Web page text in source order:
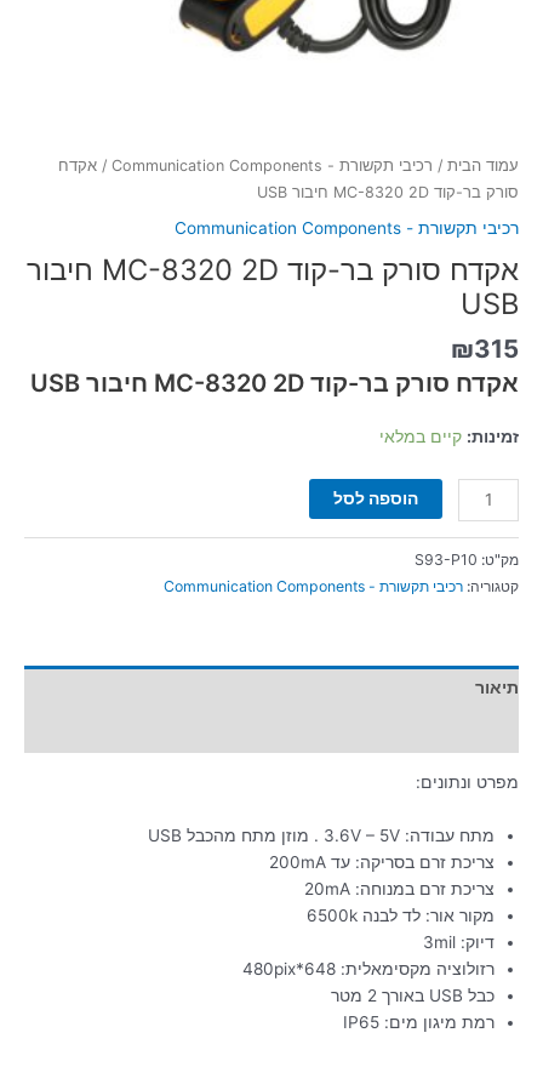
עמוד הבית / רכיבי תקשורת - Communication Components
/ אקדח
סורק בר-קוד MC-8320 2D חיבור USB
רכיבי תקשורת - Communication Components
אקדח סורק בר-קוד MC-8320 2D חיבור
USB
₪315
אקדח סורק בר-קוד MC-8320 2D חיבור USB
זמינות: קיים במלאי
הוספה לסל
מק"ט: S93-P10
קטגוריה: רכיבי תקשורת - Communication Components
תיאור
מפרט ונתונים:
מתח עבודה: 3.6V – 5V . מוזן מתח מהכבל USB
צריכת זרם בסריקה: עד 200mA
צריכת זרם במנוחה: 20mA
מקור אור: לד לבנה 6500k
דיוק: 3mil
רזולוציה מקסימאלית: 648*480pix
כבל USB באורך 2 מטר
רמת מיגון מים: IP65